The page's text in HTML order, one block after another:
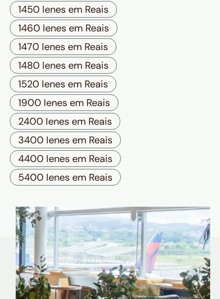
1450 Ienes em Reais
1460 Ienes em Reais
1470 Ienes em Reais
1480 Ienes em Reais
1520 Ienes em Reais
1900 Ienes em Reais
2400 Ienes em Reais
3400 Ienes em Reais
4400 Ienes em Reais
5400 Ienes em Reais
Quem é Nomad tem
muito mais